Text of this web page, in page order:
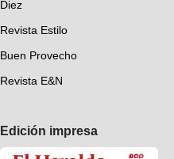
Diez
Revista Estilo
Buen Provecho
Revista E&N
Edición impresa